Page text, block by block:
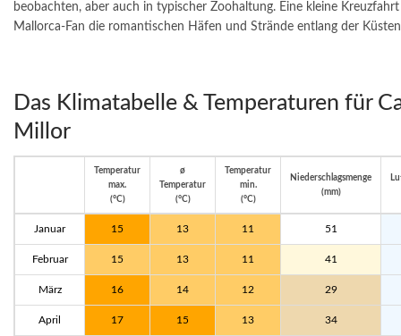
beobachten, aber auch in typischer Zoohaltung. Eine kleine
Mallorca-Fan die romantischen Häfen und Strände entlang der
Das Klimatabelle & Temperaturen für
Millor
Temperatur
max.
(°C)
ø
Temperatur
(°C)
Temperatur
min.
(°C)
Niederschlagsmenge
(mm)
Januar 15 13 11 51
Februar 15 13 11 41
März 16 14 12 29
April 17 15 13 34